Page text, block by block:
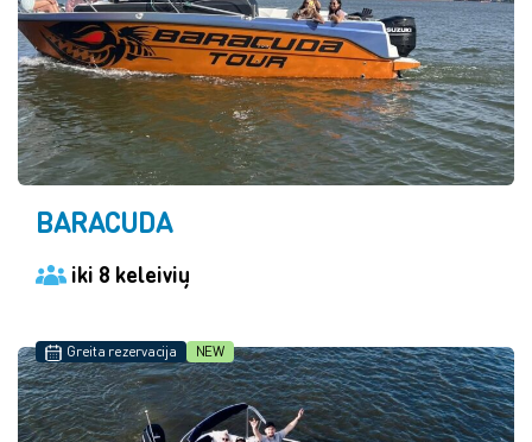
BARACUDA
iki 8 keleivių
Greita rezervacija NEW